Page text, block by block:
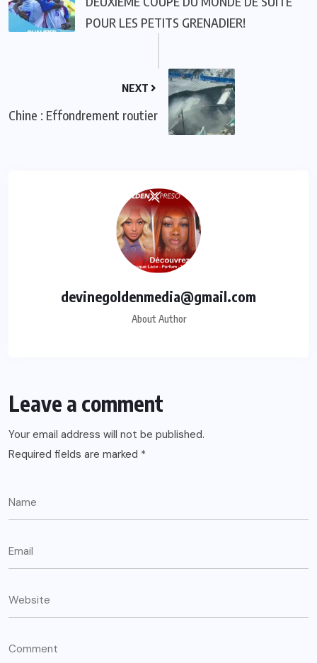
POUR LES PETITS GRENADIER!
NEXT
Chine : Effondrement routier
devinegoldenmedia@gmail.com
About Author
Leave a comment
Your email address will not be published.
Required fields are marked *